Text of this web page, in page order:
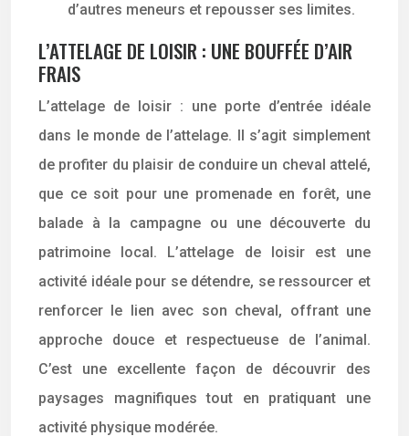
d’autres meneurs et repousser ses limites.
L’ATTELAGE DE LOISIR : UNE BOUFFÉE D’AIR
FRAIS
L’attelage de loisir : une porte d’entrée idéale
dans le monde de l’attelage. Il s’agit simplement
de profiter du plaisir de conduire un cheval attelé,
que ce soit pour une promenade en forêt, une
balade à la campagne ou une découverte du
patrimoine local. L’attelage de loisir est une
activité idéale pour se détendre, se ressourcer et
renforcer le lien avec son cheval, offrant une
approche douce et respectueuse de l’animal.
C’est une excellente façon de découvrir des
paysages magnifiques tout en pratiquant une
activité physique modérée.